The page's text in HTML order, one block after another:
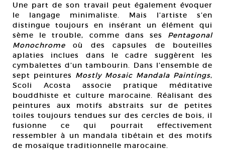
Une part de son travail peut également évoquer
le langage minimaliste. Mais l’artiste s’en
distingue toujours en insérant un élément qui
sème le trouble, comme dans ses Pentagonal
Monochrome où des capsules de bouteilles
aplaties inclues dans le cadre suggèrent les
cymbalettes d’un tambourin. Dans l’ensemble de
sept peintures Mostly Mosaic Mandala Paintings,
Scoli Acosta associe pratique méditative
bouddhiste et culture marocaine. Réalisant des
peintures aux motifs abstraits sur de petites
toiles toujours tendues sur des cercles de bois, il
fusionne ce qui pourrait effectivement
ressembler à un mandala tibétain et des motifs
de mosaïque traditionnelle marocaine.